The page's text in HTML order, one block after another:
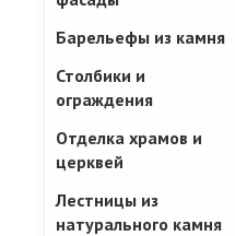
Барельефы из камня
Столбики и
ограждения
Отделка храмов и
церквей
Лестницы из
натурального камня